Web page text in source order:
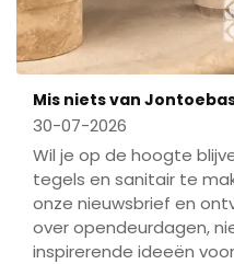
Mis niets van
30-07-2026
Wil je op de hoogte
tegels en sanitair te
onze nieuwsbrief en
over opendeurdagen,
inspirerende ideeën